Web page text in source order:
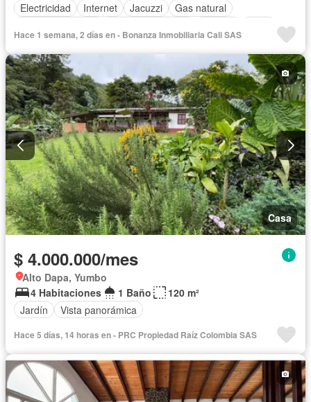
Electricidad
Internet Jacuzzi
Gas natural
Tanque de agua
Patio Área infantil
Vigilante
Acceso para personas con discapacidad
Jardín
Caseta de vigilancia
Barbecue Wifi
Seguridad privada
Permite mascotas
Permite niños Solo familias
Hace 1 semana, 2 días en - Bonanza Inmobiliaria Cali SAS
Casa
$ 4.000.000/mes
Alto Dapa, Yumbo
4 Habitaciones
1 Baño
120 m²
Jardín
Vista panorámica
Hace 5 días, 14 horas en - PRC Propiedad Raíz Colombia SAS